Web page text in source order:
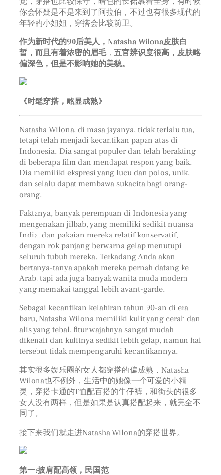
你会怀疑是不是来到了阿拉伯，不过也有很多现代的
年轻的小姐姐，穿搭会比较前卫。
作为新时代的90后美人，Natasha Wilona皮肤白
皙，而且有着浓密的眉毛，五官辨识度很高，皮肤略
偏深色，但是不影响她的美貌。
《时髦穿搭，略显成熟》
Natasha Wilona, ​​​​di masa jayanya, tidak terlalu tua,
tetapi telah menjadi kecantikan papan atas di
Indonesia. Dia sangat populer dan telah berakting
di beberapa film dan mendapat respon yang baik.
Dia memiliki ekspresi yang lucu dan polos, unik,
dan selalu dapat membawa sukacita bagi orang-
orang.
Faktanya, banyak perempuan di Indonesia yang
mengenakan jilbab, yang memiliki sedikit nuansa
India, dan pakaian mereka relatif konservatif,
dengan rok panjang berwarna gelap menutupi
seluruh tubuh mereka. Terkadang Anda akan
bertanya-tanya apakah mereka pernah datang ke
Arab, tapi ada juga banyak wanita muda modern
yang memakai tanggal lebih avant-garde.
Sebagai kecantikan kelahiran tahun 90-an di era
baru, Natasha Wilona memiliki kulit yang cerah dan
alis yang tebal, fitur wajahnya sangat mudah
dikenali dan kulitnya sedikit lebih gelap, namun hal
tersebut tidak mempengaruhi kecantikannya.
其实很多娱乐圈的女人都穿搭的偏成熟，Natasha
Wilona也不例外，生活中的她像一个可爱的小精
灵，穿搭卡通的T恤配百搭的牛仔裤，和街头的很多
女人没有两样，但是如果是认真搭配起来，就完全不
同了。
接下来我们就走进Natasha Wilona的穿搭世界。
第一:披肩配高领，民国范